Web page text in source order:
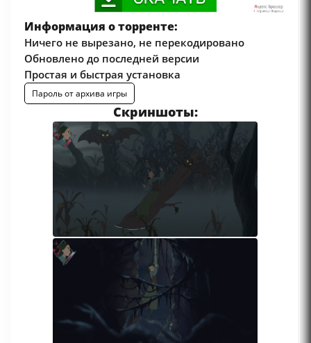
Информация о торренте:
Ничего не вырезано, не перекодировано
Обновлено до последней версии
Простая и быстрая установка
Пароль от архива игры
Скриншоты: